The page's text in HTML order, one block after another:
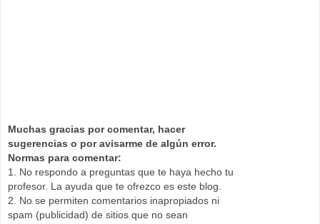
Muchas gracias por comentar, hacer
sugerencias o por avisarme de algún error.
Normas para comentar:
1. No respondo a preguntas que te haya hecho tu
profesor. La ayuda que te ofrezco es este blog.
2. No se permiten comentarios inapropiados ni
spam (publicidad) de sitios que no sean